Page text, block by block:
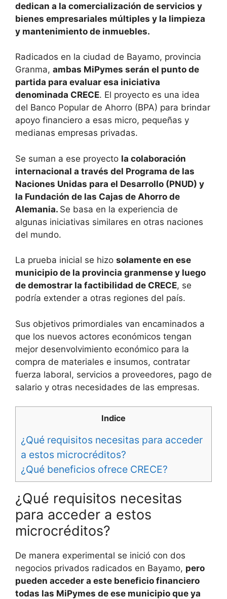
dedican a la comercialización de servicios y
bienes empresariales múltiples y la limpieza
y mantenimiento de inmuebles.
Radicados en la ciudad de Bayamo, provincia
Granma, ambas MiPymes serán el punto de
partida para evaluar esa iniciativa
denominada CRECE. El proyecto es una idea
del Banco Popular de Ahorro (BPA) para brindar
apoyo financiero a esas micro, pequeñas y
medianas empresas privadas.
Se suman a ese proyecto la colaboración
internacional a través del Programa de las
Naciones Unidas para el Desarrollo (PNUD) y
la Fundación de las Cajas de Ahorro de
Alemania. Se basa en la experiencia de
algunas iniciativas similares en otras naciones
del mundo.
La prueba inicial se hizo solamente en ese
municipio de la provincia granmense y luego
de demostrar la factibilidad de CRECE, se
podría extender a otras regiones del país.
Sus objetivos primordiales van encaminados a
que los nuevos actores económicos tengan
mejor desenvolvimiento económico para la
compra de materiales e insumos, contratar
fuerza laboral, servicios a proveedores, pago de
salario y otras necesidades de las empresas.
Indice
¿Qué requisitos necesitas para acceder
a estos microcréditos?
¿Qué beneficios ofrece CRECE?
¿Qué requisitos necesitas
para acceder a estos
microcréditos?
De manera experimental se inició con dos
negocios privados radicados en Bayamo, pero
pueden acceder a este beneficio financiero
todas las MiPymes de ese municipio que ya